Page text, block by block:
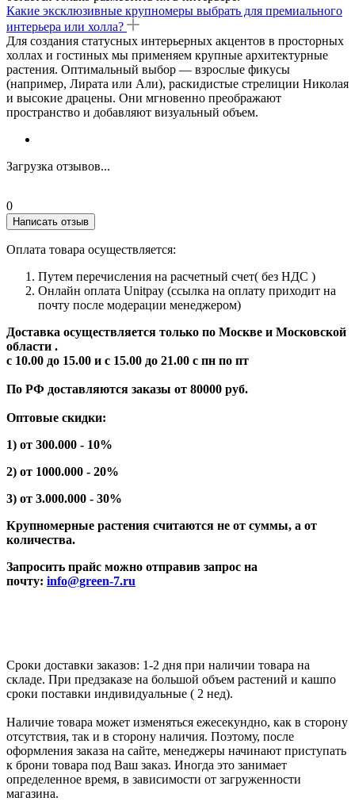
Какие эксклюзивные крупномеры выбрать для премиального
интерьера или холла?
Для создания статусных интерьерных акцентов в просторных
холлах и гостиных мы применяем крупные архитектурные
растения. Оптимальный выбор — взрослые фикусы
(например, Лирата или Али), раскидистые стрелиции Николая
и высокие драцены. Они мгновенно преображают
пространство и добавляют визуальный объем.
Загрузка отзывов...
0
Написать отзыв
Оплата товара осуществляется:
Путем перечисления на расчетный счет( без НДС )
Онлайн оплата Unitpay (ссылка на оплату приходит на
почту после модерации менеджером)
Доставка осуществляется только по Москве и Московской
области .
с 10.00 до 15.00 и с 15.00 до 21.00 с пн по пт
По РФ доставляются заказы от 80000 руб.
Оптовые скидки:
1) от 300.000 - 10%
2) от 1000.000 - 20%
3) от 3.000.000 - 30%
Крупномерные растения считаются не от суммы, а от
количества.
Запросить прайс можно отправив запрос на
почту: info@green-7.ru
Сроки доставки заказов: 1-2 дня при наличии товара на
складе. При предзаказе на большой объем растений и кашпо
сроки поставки индивидуальные ( 2 нед).
Наличие товара может изменяться ежесекундно, как в сторону
отсутствия, так и в сторону наличия. Поэтому, после
оформления заказа на сайте, менеджеры начинают приступать
к брони товара под Ваш заказ. Иногда это занимает
определенное время, в зависимости от загруженности
магазина.